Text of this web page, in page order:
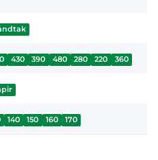
430 390 480 280 220 360
140 150 160 170